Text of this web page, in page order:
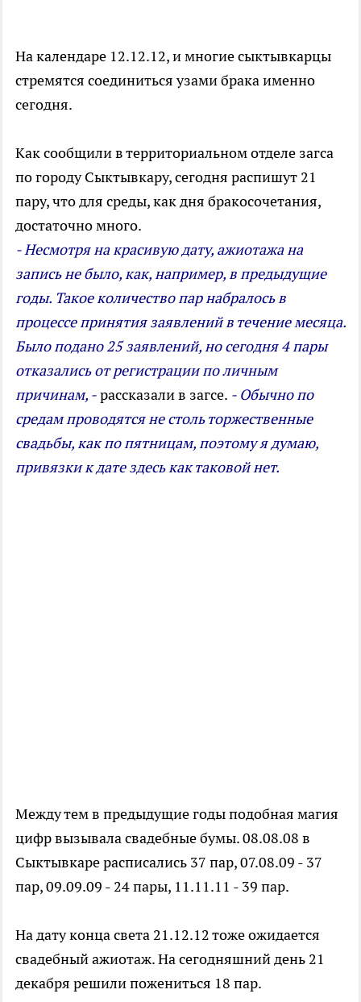
На календаре 12.12.12, и многие сыктывкарцы
стремятся соединиться узами брака именно
сегодня.
Как сообщили в территориальном отделе загса
по городу Сыктывкару, сегодня распишут 21
пару, что для среды, как дня бракосочетания,
достаточно много.
- Несмотря на красивую дату, ажиотажа на
запись не было, как, например, в предыдущие
годы. Такое количество пар набралось в
процессе принятия заявлений в течение месяца.
Было подано 25 заявлений, но сегодня 4 пары
отказались от регистрации по личным
причинам, -рассказали в загсе. - Обычно по
средам проводятся не столь торжественные
свадьбы, как по пятницам, поэтому я думаю,
привязки к дате здесь как таковой нет.
Между тем в предыдущие годы подобная магия
цифр вызывала свадебные бумы. 08.08.08 в
Сыктывкаре расписались 37 пар, 07.08.09 - 37
пар, 09.09.09 - 24 пары, 11.11.11 - 39 пар.
На дату конца света 21.12.12 тоже ожидается
свадебный ажиотаж. На сегодняшний день 21
декабря решили пожениться 18 пар.